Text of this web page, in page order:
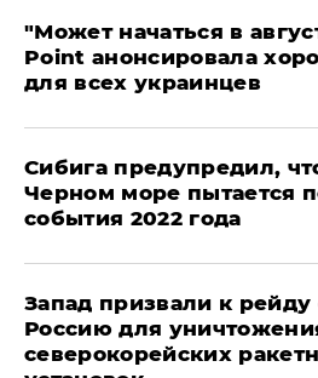
"Может начаться в
Point анонсировала
для всех украинцев
Сибига предупредил,
Черном море пытается
события 2022 года
Запад призвали к рейду
Россию для
северокорейских